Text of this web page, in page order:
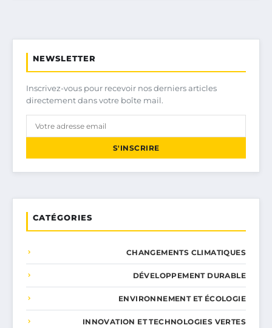
NEWSLETTER
Inscrivez-vous pour recevoir nos derniers articles
directement dans votre boîte mail.
S'INSCRIRE
CATÉGORIES
CHANGEMENTS CLIMATIQUES
DÉVELOPPEMENT DURABLE
ENVIRONNEMENT ET ÉCOLOGIE
INNOVATION ET TECHNOLOGIES VERTES